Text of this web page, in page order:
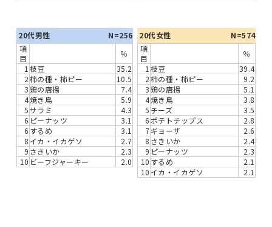
20代男性 N=256 20代女性
N=574
項
目
％
1 枝豆
35.2
2柿の種・柿ピー
10.5
3鶏の唐揚
7.4
4焼き鳥
5.9
5サラミ
4.3
6 ピーナッツ
3.1
6 するめ
3.1
8 イカ・イカゲソ
2.7
9 さきいか
2.3
10 ビーフジャーキー 2.0
項
目
％
1 枝豆
39.4
2柿の種・柿ピー
9.2
3鶏の唐揚
5.1
4焼き鳥
3.8
5 チーズ
3.5
6ポテトチップス
2.8
7ギョーザ
2.6
8 さきいか
2.4
9 ピーナッツ
2.3
10 するめ
2.1
10 イカ・イカゲソ 2.1